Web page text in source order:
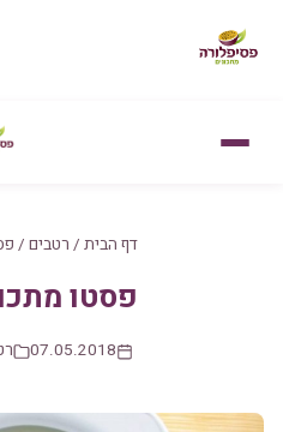
דף הבית / רטבים /
פסטו
07.05.2018